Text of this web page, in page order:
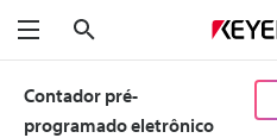
Menu
Contador pré-
programado eletrônico